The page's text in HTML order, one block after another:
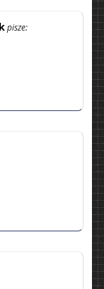
pisze: